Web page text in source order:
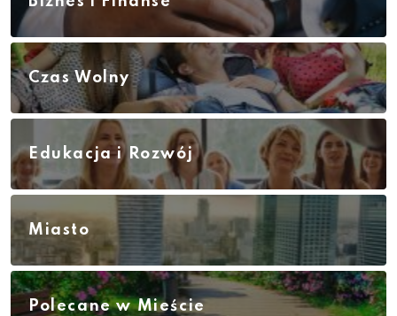
Czas Wolny
Edukacja i Rozwój
Miasto
Polecane w Mieście